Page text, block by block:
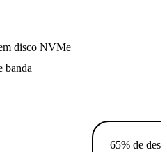
disco NVMe
banda
65% de